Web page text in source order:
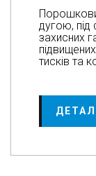
дугою,
захисних
тисків та